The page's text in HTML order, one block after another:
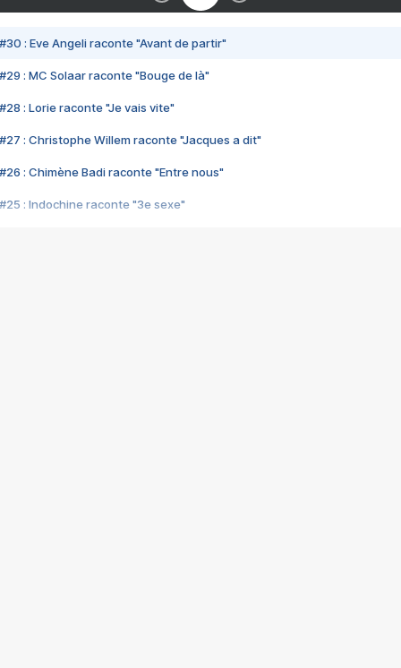
#30 : Eve Angeli raconte "Avant de partir"
#29 : MC Solaar raconte "Bouge de là"
#28 : Lorie raconte "Je vais vite"
#27 : Christophe Willem raconte "Jacques a dit"
#26 : Chimène Badi raconte "Entre nous"
#25 : Indochine raconte "3e sexe"